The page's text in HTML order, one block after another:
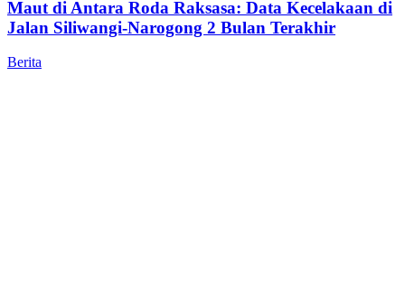
Maut di Antara Roda Raksasa: Data Kecelakaan di
Jalan Siliwangi-Narogong 2 Bulan Terakhir
Berita